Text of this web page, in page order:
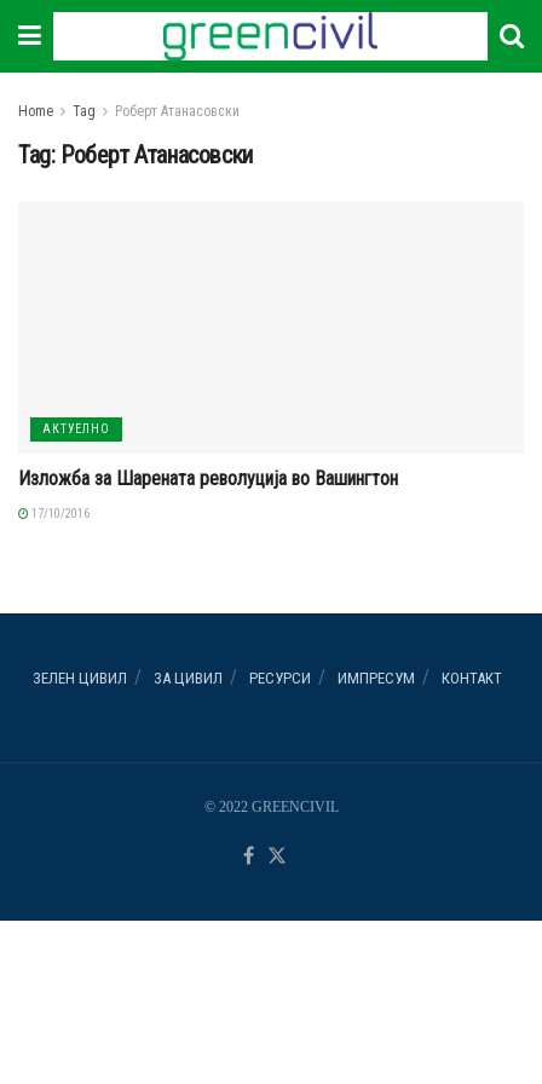
Home Tag Роберт Атанасовски
Tag: Роберт Атанасовски
АКТУЕЛНО
Изложба за Шарената револуција во Вашингтон
17/10/2016
ЗЕЛЕН ЦИВИЛ ЗА ЦИВИЛ РЕСУРСИ ИМПРЕСУМ КОНТАКТ
© 2022 GREENCIVIL